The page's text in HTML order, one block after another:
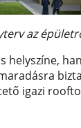
az
helyszíne,
igazi